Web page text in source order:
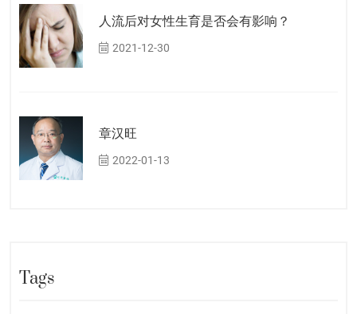
人流后对女性生育是否会有影响？
2021-12-30
章汉旺
2022-01-13
Tags